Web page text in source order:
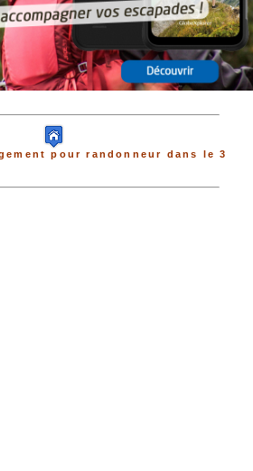
pour randonneur dans le 3